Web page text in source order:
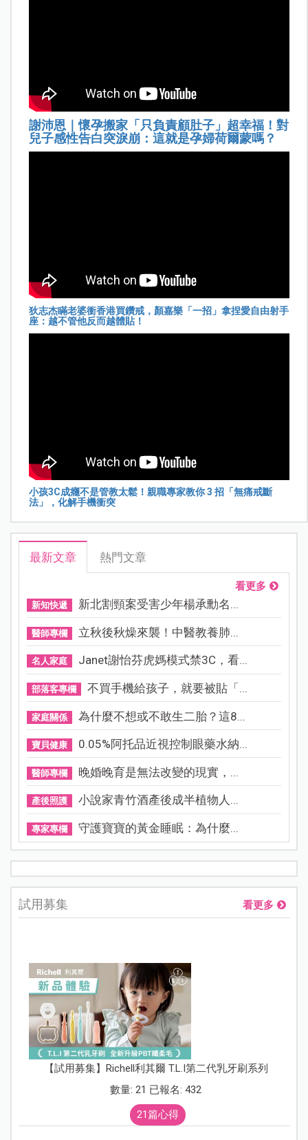
謝沛恩｜懷孕搬家「只負責顧肚子」超幸福！對
兒子感性告白突淚崩：這就是孕婦荷爾蒙嗎？
狄志杰瞞老婆衝香港買鑽戒，顏嘉樂「一招」拿捏愛自由射手
座：越不管他反而越體貼！
小孩3C成癮不是管教太鬆！親職專家教你 3 招「無痛戒斷
法」，化解手機衝突
最新文章 熱門文章
看更多
新知快遞 新北割頸案受害少年楊承勳名...
醫師專欄 立秋後秋燥來襲！中醫教養肺...
名人家庭 Janet謝怡芬虎媽模式禁3C，看...
部落客專欄 不買手機給孩子，就要被貼「...
家庭關係 為什麼不想或不敢生二胎？這8...
寶貝健康 0.05%阿托品近視控制眼藥水納...
醫師專欄 晚婚晚育是無法改變的現實，...
產後照護 小說家青竹酒產後成半植物人...
專家專欄 守護寶寶的黃金睡眠：為什麼...
試用募集 看更多
【試用募集】Richell利其爾 T.L.I第二代乳牙刷系列
數量: 21 已報名: 432
21篇心得